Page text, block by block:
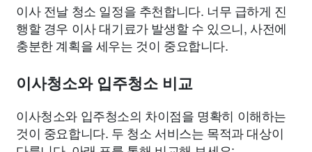
이사 전날 청소 일정을 추천합니다. 너무 급하게 진
행할 경우 이사 대기료가 발생할 수 있으니, 사전에
충분한 계획을 세우는 것이 중요합니다.
이사청소와 입주청소 비교
이사청소와 입주청소의 차이점을 명확히 이해하는
것이 중요합니다. 두 청소 서비스는 목적과 대상이